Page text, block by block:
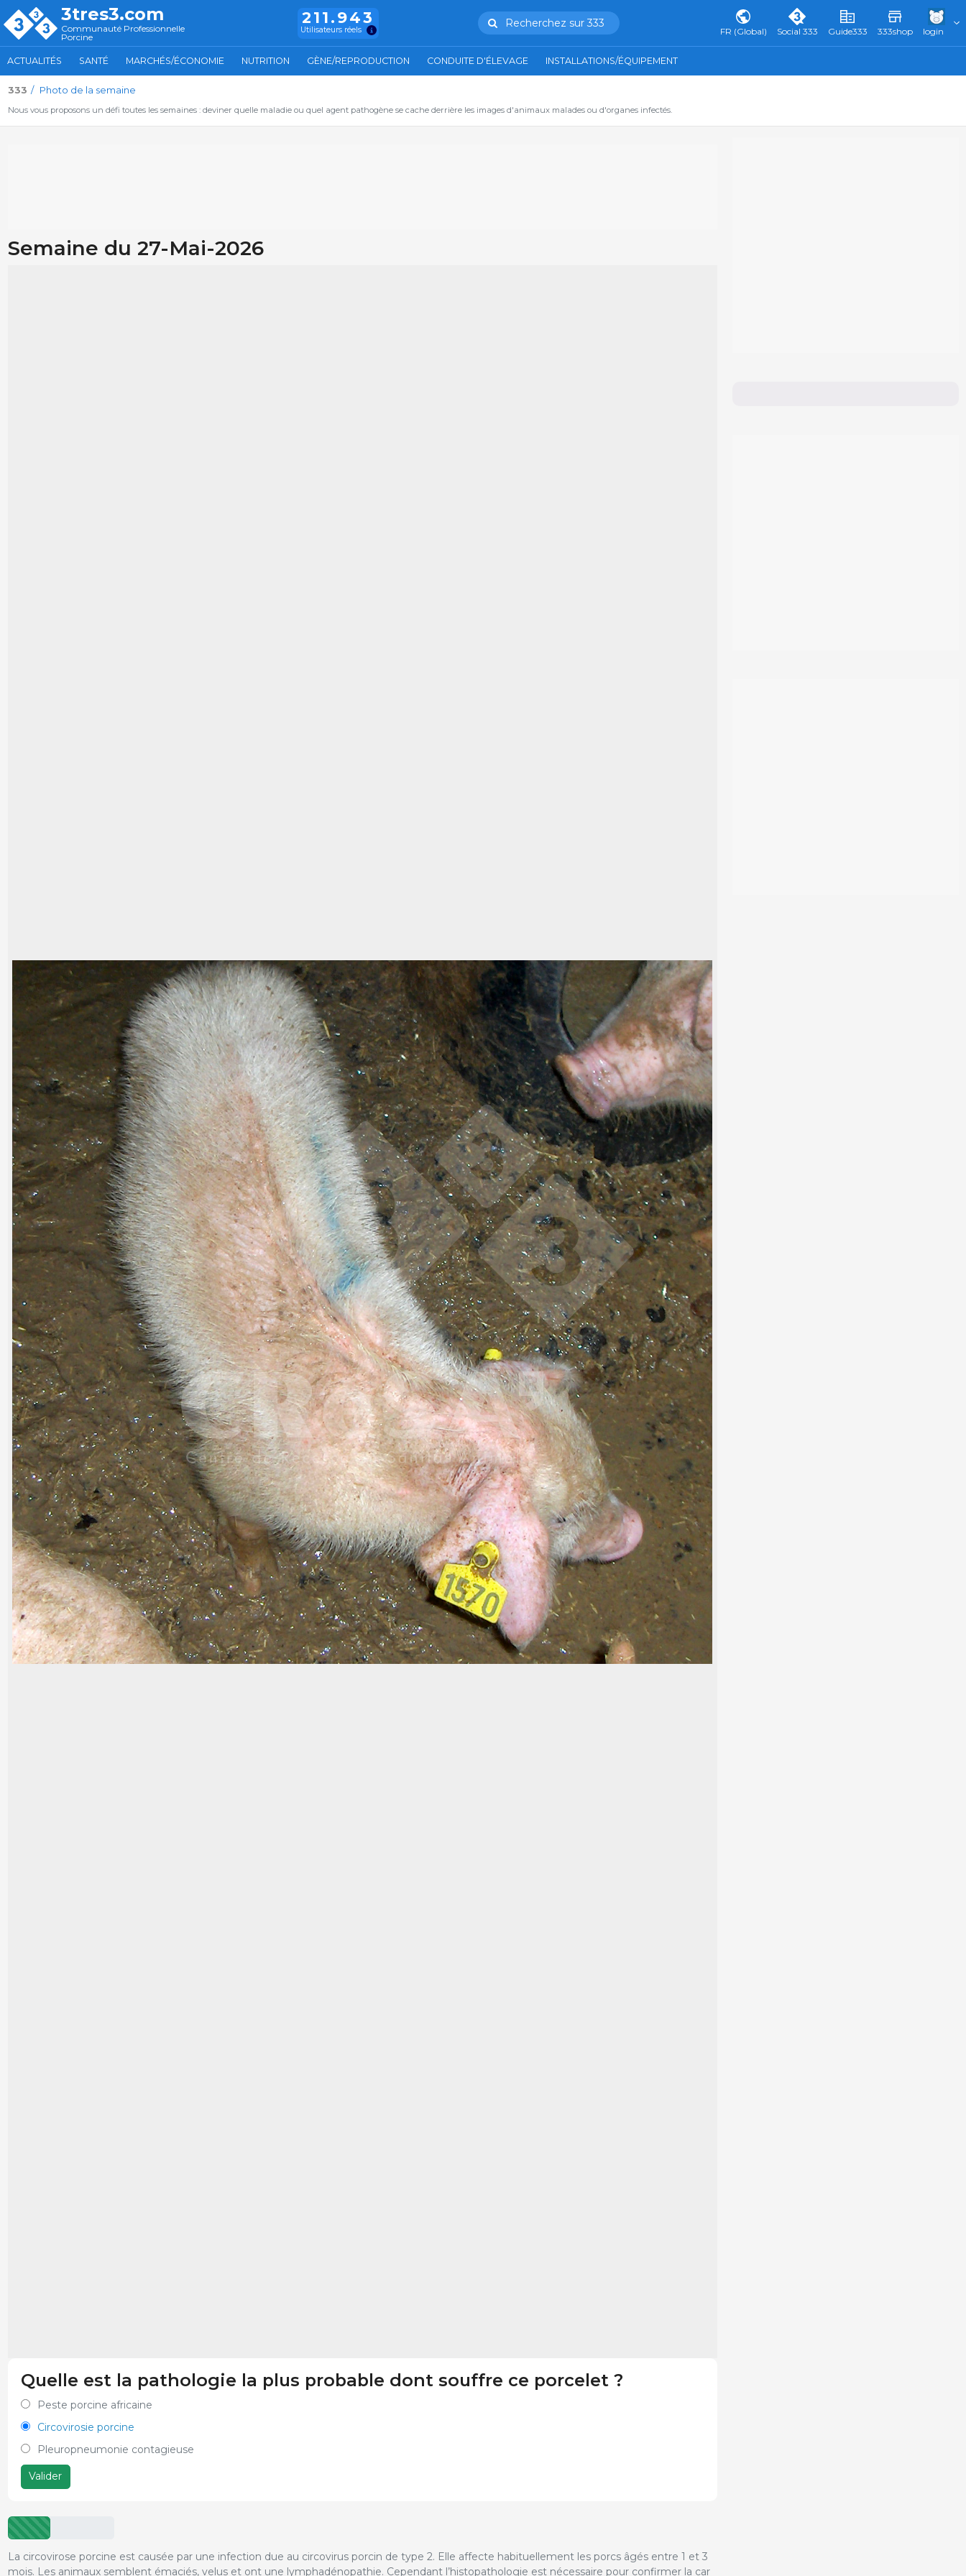
3tres3.com
Communauté Professionnelle
Porcine
211.943
Utilisateurs réels
Recherchez sur 333
FR (Global) Social 333 Guide333 333shop login
ACTUALITÉS SANTÉ MARCHÉS/ÉCONOMIE NUTRITION GÈNE/REPRODUCTION CONDUITE D'ÉLEVAGE INSTALLATIONS/ÉQUIPEMENT
333 Photo de la semaine
Nous vous proposons un défi toutes les semaines : deviner quelle maladie ou quel agent pathogène se cache derrière les images d'animaux malades ou d'organes infectés.
Semaine du 27-Mai-2026
Quelle est la pathologie la plus probable dont souffre ce porcelet ?
Peste porcine africaine
Circovirosie porcine
Pleuropneumonie contagieuse
Valider
La circovirose porcine est causée par une infection due au circovirus porcin de type 2. Elle affecte habituellement les porcs âgés entre 1 et 3
mois. Les animaux semblent émaciés, velus et ont une lymphadénopathie. Cependant l’histopathologie est nécessaire pour confirmer la car